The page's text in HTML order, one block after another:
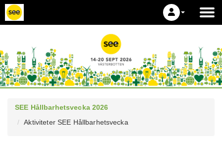
SEE Hållbarhetsvecka 2026
Aktiviteter SEE Hållbarhetsvecka